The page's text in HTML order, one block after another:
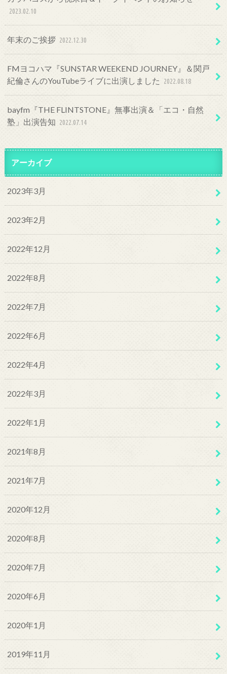
2023.02.10
年末のご挨拶 2022.12.30
FMヨコハマ『SUNSTAR WEEKEND JOURNEY』＆関戸
紀倫さんのYouTubeライブに出演しました
2022.08.18
bayfm『THE FLINTSTONE』無事出演＆「エコ・自然
塾」出演告知 2022.07.14
アーカイブ
2023年3月
2023年2月
2022年12月
2022年8月
2022年7月
2022年6月
2022年4月
2022年3月
2022年1月
2021年8月
2021年7月
2020年12月
2020年8月
2020年7月
2020年6月
2020年1月
2019年11月